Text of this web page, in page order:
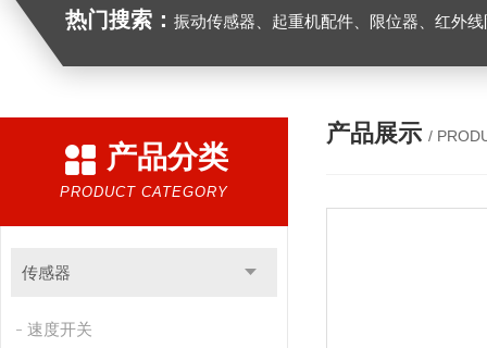
热门搜索： 振动传感器、起重机配件、限位器、红外线防撞器
产品分类
PRODUCT CATEGORY
传感器
速度开关
产品展示 /